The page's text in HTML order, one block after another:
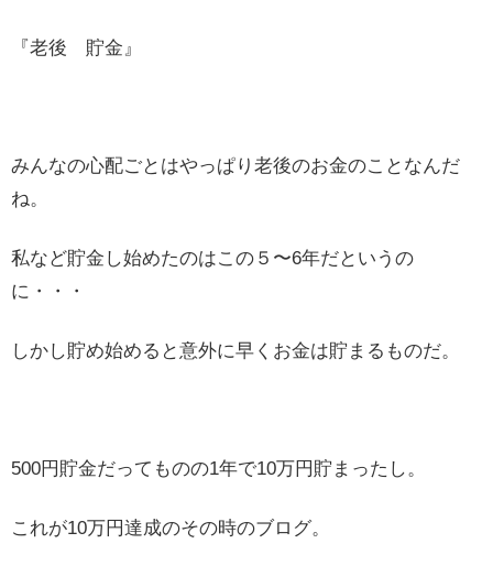
『老後 貯金』
みんなの心配ごとはやっぱり老後のお金のことなんだ
ね。
私など貯金し始めたのはこの５〜6年だというの
に・・・
しかし貯め始めると意外に早くお金は貯まるものだ。
500円貯金だってものの1年で10万円貯まったし。
これが10万円達成のその時のブログ。